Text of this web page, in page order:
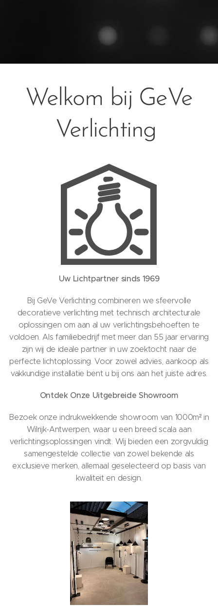
Welkom bij GeVe
Verlichting
Uw Lichtpartner sinds 1969
Bij GeVe Verlichting combineren we sfeervolle
decoratieve verlichting met technisch architecturale
oplossingen om aan al uw verlichtingsbehoeften te
voldoen. Als familiebedrijf met meer dan 55 jaar ervaring
zijn wij de ideale partner in uw zoektocht naar de
perfecte lichtoplossing. Voor zowel advies, aankoop als
vakkundige installatie bent u bij ons aan het juiste adres.
Ontdek Onze Uitgebreide Showroom
Bezoek onze indrukwekkende showroom van 1000m² in
Wilrijk-Antwerpen, waar u een breed scala aan
verlichtingsoplossingen vindt. Wij bieden een zorgvuldig
samengestelde collectie van zowel bekende als
exclusieve merken, allemaal geselecteerd op basis van
kwaliteit en design.